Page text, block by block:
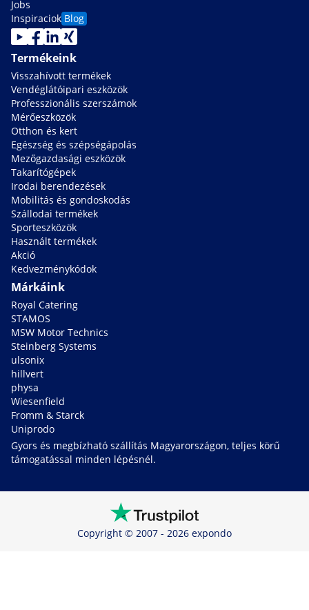
Jobs
Inspiraciok Blog
Termékeink
Visszahívott termékek
Vendéglátóipari eszközök
Professzionális szerszámok
Mérőeszközök
Otthon és kert
Egészség és szépségápolás
Mezőgazdasági eszközök
Takarítógépek
Irodai berendezések
Mobilitás és gondoskodás
Szállodai termékek
Sporteszközök
Használt termékek
Akció
Kedvezménykódok
Márkáink
Royal Catering
STAMOS
MSW Motor Technics
Steinberg Systems
ulsonix
hillvert
physa
Wiesenfield
Fromm & Starck
Uniprodo
Gyors és megbízható szállítás Magyarországon, teljes körű
támogatással minden lépésnél.
Copyright © 2007 - 2026 expondo